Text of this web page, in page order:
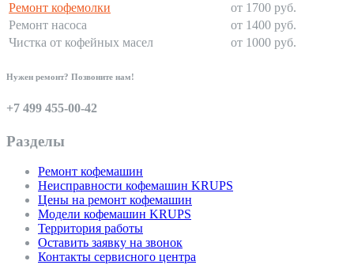
Ремонт кофемолки
от 1700 руб.
Ремонт насоса
от 1400 руб.
Чистка от кофейных масел
от 1000 руб.
Нужен ремонт? Позвоните нам!
+7 499 455-00-42
Разделы
Ремонт кофемашин
Неисправности кофемашин KRUPS
Цены на ремонт кофемашин
Модели кофемашин KRUPS
Территория работы
Оставить заявку на звонок
Контакты сервисного центра